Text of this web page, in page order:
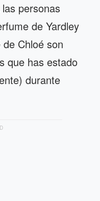
personas
de Yardley
Chloé son
que has estado
durante